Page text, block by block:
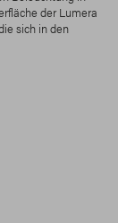
der Lumera
sich in den